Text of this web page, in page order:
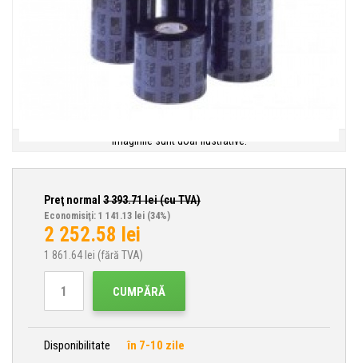
Imaginile sunt doar ilustrative.
Preţ normal 3 393.71lei (cu TVA)
Economisiţi: 1 141.13 lei (34%)
2 252.58 lei
1 861.64 lei (fără TVA)
CUMPĂRĂ
Disponibilitate
în 7-10 zile